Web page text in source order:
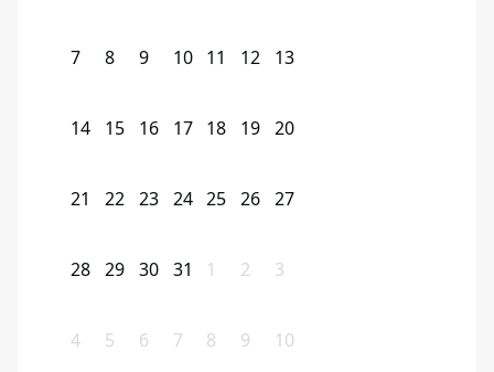
7 8 9 10 11 12 13
14 15 16 17 18 19 20
21 22 23 24 25 26 27
28 29 30 31 1 2 3
4 5 6 7 8 9 10